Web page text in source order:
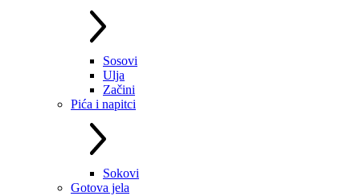
Sosovi
Ulja
Začini
Pića i napitci
Sokovi
Gotova jela